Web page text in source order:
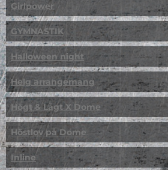
Girlpower
GYMNASTIK
Halloween night
Helg arrangemang
Högt & Lågt X Dome
Höstlov på Dome
Inline